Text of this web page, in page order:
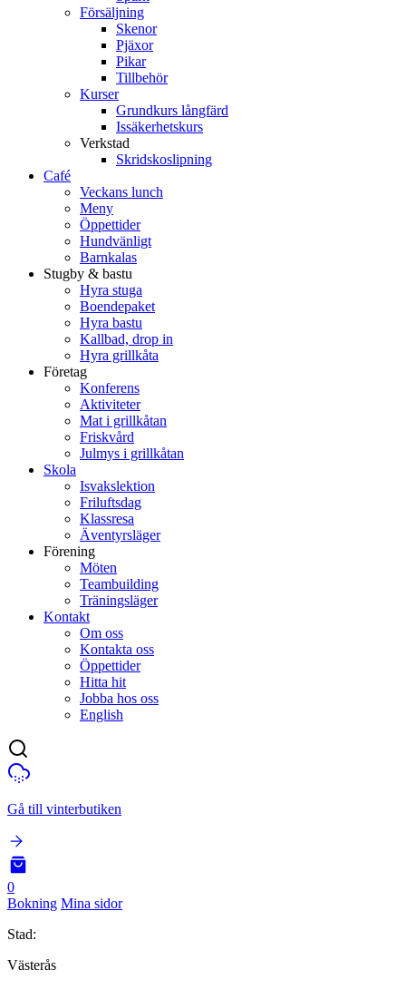
Försäljning
Skenor
Pjäxor
Pikar
Tillbehör
Kurser
Grundkurs långfärd
Issäkerhetskurs
Verkstad
Skridskoslipning
Café
Veckans lunch
Meny
Öppettider
Hundvänligt
Barnkalas
Stugby & bastu
Hyra stuga
Boendepaket
Hyra bastu
Kallbad, drop in
Hyra grillkåta
Företag
Konferens
Aktiviteter
Mat i grillkåtan
Friskvård
Julmys i grillkåtan
Skola
Isvakslektion
Friluftsdag
Klassresa
Äventyrsläger
Förening
Möten
Teambuilding
Träningsläger
Kontakt
Om oss
Kontakta oss
Öppettider
Hitta hit
Jobba hos oss
English
Gå till vinterbutiken
0
Bokning Mina sidor
Stad:
Västerås